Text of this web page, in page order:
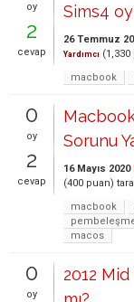
oy
2
cevap
Sims4
26 Temmuz
Yardımcı (1,330
macbook
0
oy
2
cevap
Sorunu
16 Mayıs 2020
(400 puan)
macbook
macos
0
oy
2012